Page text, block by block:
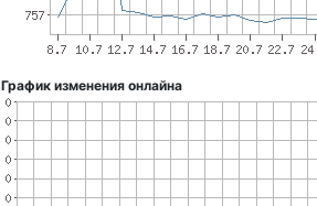
График изменения онлайна